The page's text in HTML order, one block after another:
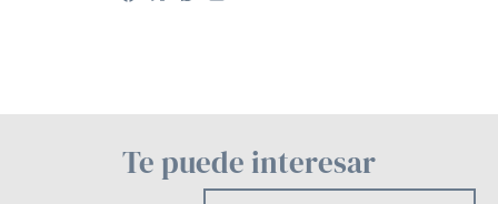
Te puede interesar